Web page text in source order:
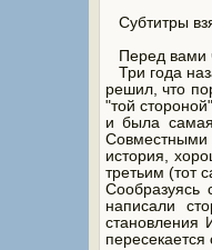
Субтитры
Перед вами
Три года
решил, что
"той
и была
Совместными
история,
третьим (тот
написали
становления